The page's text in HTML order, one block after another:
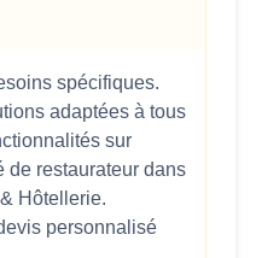
spécifiques.
adaptées à tous
sur
de restaurateur dans
Hôtellerie.
personnalisé